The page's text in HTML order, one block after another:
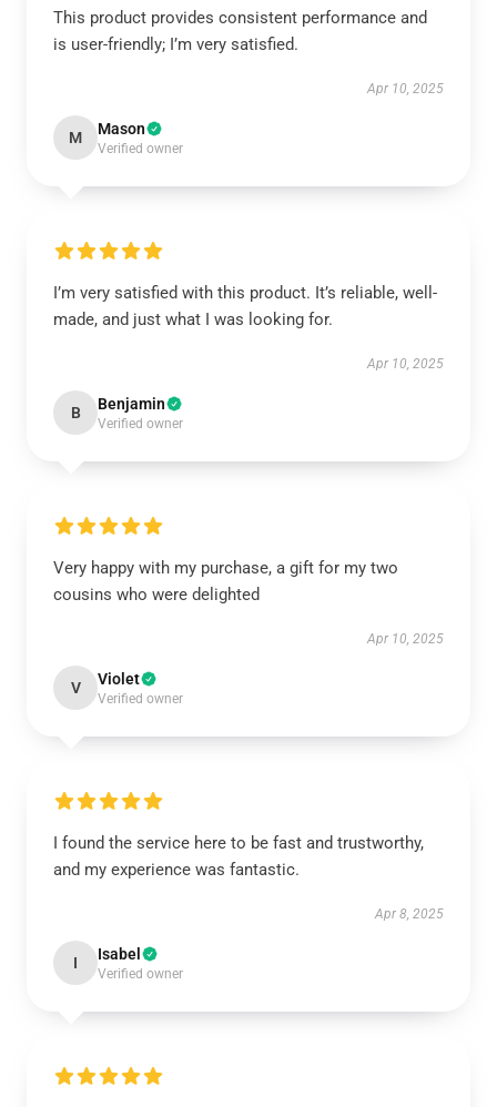
This product provides consistent performance and
is user-friendly; I’m very satisfied.
Apr 10, 2025
M Mason
Verified owner
I’m very satisfied with this product. It’s reliable, well-
made, and just what I was looking for.
Apr 10, 2025
B Benjamin
Verified owner
Very happy with my purchase, a gift for my two
cousins who were delighted
Apr 10, 2025
V Violet
Verified owner
I found the service here to be fast and trustworthy,
and my experience was fantastic.
Apr 8, 2025
I Isabel
Verified owner